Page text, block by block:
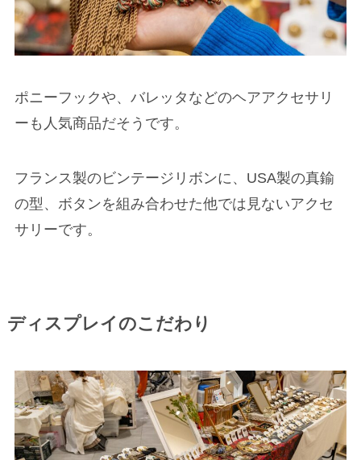
ポニーフックや、バレッタなどのヘアアクセサリ
ーも人気商品だそうです。
フランス製のビンテージリボンに、USA製の真鍮
の型、ボタンを組み合わせた他では見ないアクセ
サリーです。
ディスプレイのこだわり